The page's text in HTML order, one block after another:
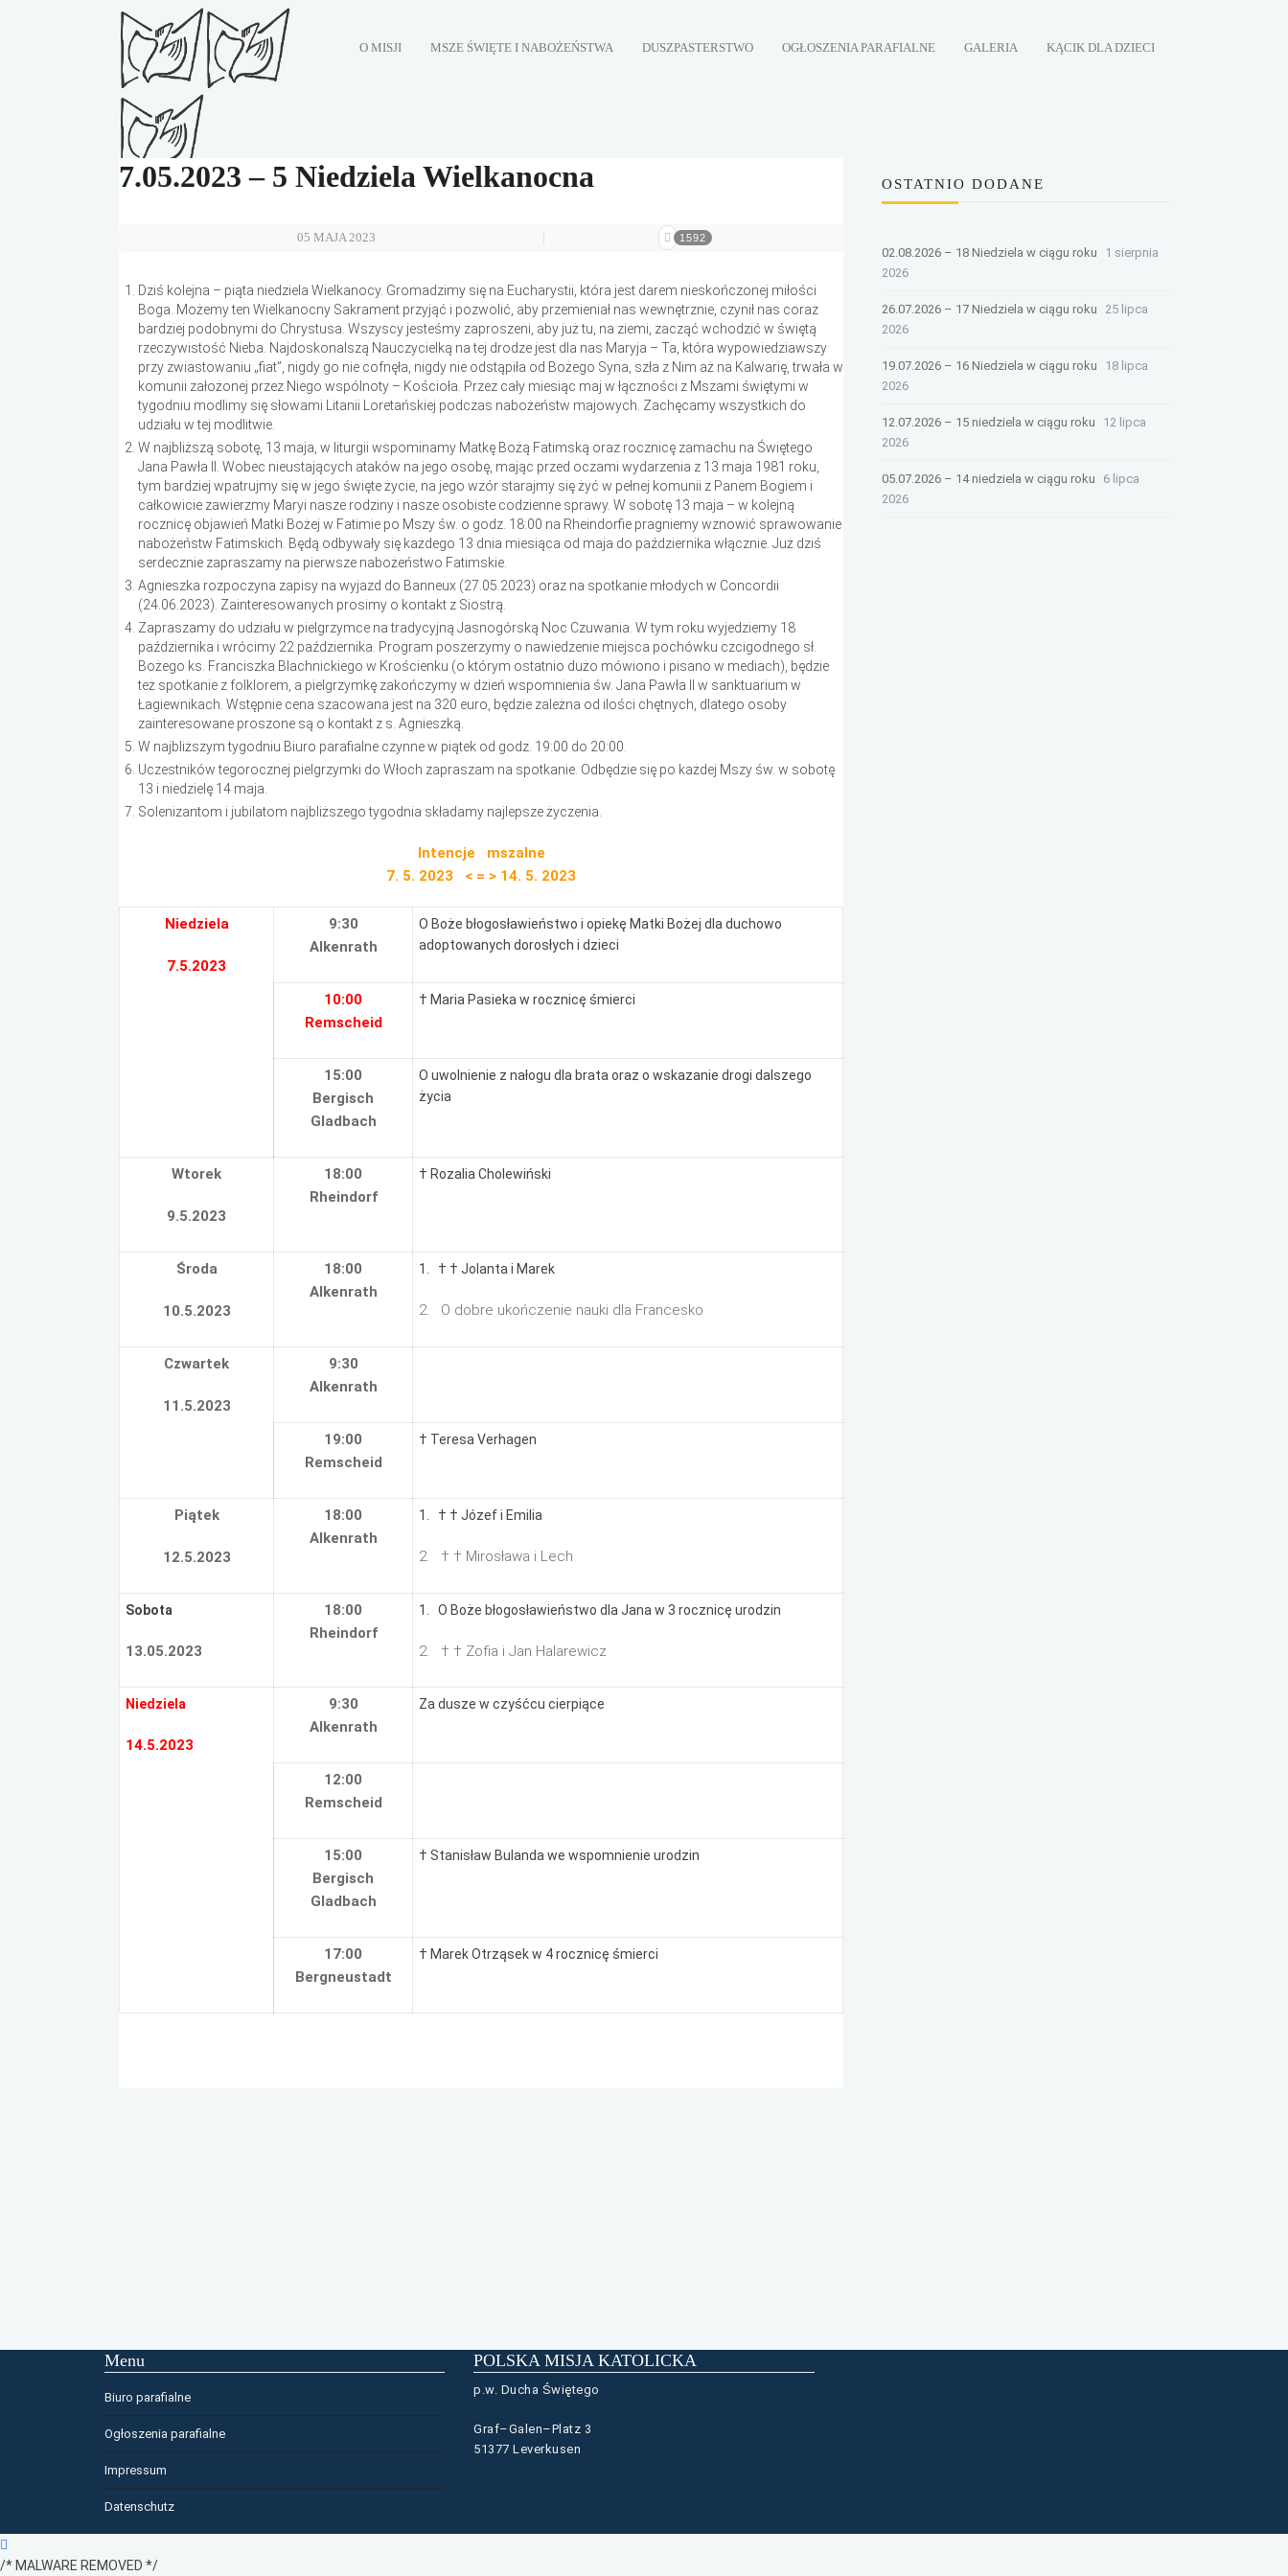
O MISJI MSZE ŚWIĘTE I NABOŻEŃSTWA DUSZPASTERSTWO OGŁOSZENIA PARAFIALNE GALERIA KĄCIK DLA DZIECI
7.05.2023 – 5 Niedziela Wielkanocna
05 MAJA 2023 1592
Dziś kolejna – piąta niedziela Wielkanocy. Gromadzimy się na Eucharystii, która jest darem nieskończonej miłości
Boga. Możemy ten Wielkanocny Sakrament przyjąć i pozwolić, aby przemieniał nas wewnętrznie, czynił nas coraz
bardziej podobnymi do Chrystusa. Wszyscy jesteśmy zaproszeni, aby już tu, na ziemi, zacząć wchodzić w świętą
rzeczywistość Nieba. Najdoskonalszą Nauczycielką na tej drodze jest dla nas Maryja – Ta, która wypowiedziawszy
przy zwiastowaniu „fiat”, nigdy go nie cofnęła, nigdy nie odstąpiła od Bożego Syna, szła z Nim aż na Kalwarię, trwała w
komunii założonej przez Niego wspólnoty – Kościoła. Przez cały miesiąc maj w łączności z Mszami świętymi w
tygodniu modlimy się słowami Litanii Loretańskiej podczas nabożeństw majowych. Zachęcamy wszystkich do
udziału w tej modlitwie.
W najbliższą sobotę, 13 maja, w liturgii wspominamy Matkę Bożą Fatimską oraz rocznicę zamachu na Świętego
Jana Pawła II. Wobec nieustających ataków na jego osobę, mając przed oczami wydarzenia z 13 maja 1981 roku,
tym bardziej wpatrujmy się w jego święte życie, na jego wzór starajmy się żyć w pełnej komunii z Panem Bogiem i
całkowicie zawierzmy Maryi nasze rodziny i nasze osobiste codzienne sprawy. W sobotę 13 maja – w kolejną
rocznicę objawień Matki Bożej w Fatimie po Mszy św. o godz. 18:00 na Rheindorfie pragniemy wznowić sprawowanie
nabożeństw Fatimskich. Będą odbywały się każdego 13 dnia miesiąca od maja do października włącznie. Już dziś
serdecznie zapraszamy na pierwsze nabożeństwo Fatimskie.
Agnieszka rozpoczyna zapisy na wyjazd do Banneux (27.05.2023) oraz na spotkanie młodych w Concordii
(24.06.2023). Zainteresowanych prosimy o kontakt z Siostrą.
Zapraszamy do udziału w pielgrzymce na tradycyjną Jasnogórską Noc Czuwania. W tym roku wyjedziemy 18
października i wrócimy 22 października. Program poszerzymy o nawiedzenie miejsca pochówku czcigodnego sł.
Bożego ks. Franciszka Blachnickiego w Krościenku (o którym ostatnio dużo mówiono i pisano w mediach), będzie
też spotkanie z folklorem, a pielgrzymkę zakończymy w dzień wspomnienia św. Jana Pawła II w sanktuarium w
Łagiewnikach. Wstępnie cena szacowana jest na 320 euro, będzie zależna od ilości chętnych, dlatego osoby
zainteresowane proszone są o kontakt z s. Agnieszką.
W najbliższym tygodniu Biuro parafialne czynne w piątek od godz. 19:00 do 20:00.
Uczestników tegorocznej pielgrzymki do Włoch zapraszam na spotkanie. Odbędzie się po każdej Mszy św. w sobotę
13 i niedzielę 14 maja.
Solenizantom i jubilatom najbliższego tygodnia składamy najlepsze życzenia.
Intencje mszalne
7. 5. 2023 < = > 14. 5. 2023
Niedziela
7.5.2023
9:30
Alkenrath
O Boże błogosławieństwo i opiekę Matki Bożej dla duchowo
adoptowanych dorosłych i dzieci
10:00
Remscheid
† Maria Pasieka w rocznicę śmierci
15:00
Bergisch
Gladbach
O uwolnienie z nałogu dla brata oraz o wskazanie drogi dalszego
życia
Wtorek
9.5.2023
18:00
Rheindorf
† Rozalia Cholewiński
Środa
10.5.2023
18:00
Alkenrath
1. † † Jolanta i Marek
2. O dobre ukończenie nauki dla Francesko
Czwartek
11.5.2023
9:30
Alkenrath
19:00
Remscheid
† Teresa Verhagen
Piątek
12.5.2023
18:00
Alkenrath
1. † † Józef i Emilia
2. † † Mirosława i Lech
Sobota
13.05.2023
18:00
Rheindorf
1. O Boże błogosławieństwo dla Jana w 3 rocznicę urodzin
2. † † Zofia i Jan Halarewicz
Niedziela
14.5.2023
9:30
Alkenrath
Za dusze w czyśćcu cierpiące
12:00
Remscheid
15:00
Bergisch
Gladbach
† Stanisław Bulanda we wspomnienie urodzin
17:00
Bergneustadt
† Marek Otrząsek w 4 rocznicę śmierci
OSTATNIO DODANE
02.08.2026 – 18 Niedziela w ciągu roku
1 sierpnia
2026
26.07.2026 – 17 Niedziela w ciągu roku
25 lipca
2026
19.07.2026 – 16 Niedziela w ciągu roku
18 lipca
2026
12.07.2026 – 15 niedziela w ciągu roku
12 lipca
2026
05.07.2026 – 14 niedziela w ciągu roku
6 lipca
2026
Menu
Biuro parafialne
Ogłoszenia parafialne
Impressum
Datenschutz
POLSKA MISJA KATOLICKA
p.w. Ducha Świętego
Graf–Galen–Platz 3
51377 Leverkusen
/* MALWARE REMOVED */